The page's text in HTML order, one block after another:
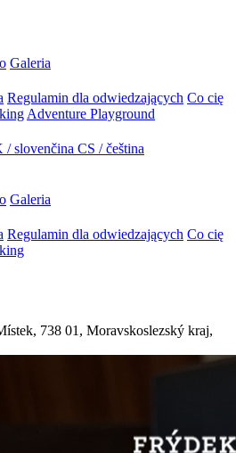
Galeria
Regulamin dla odwiedzających Co cię
Adventure Playground
/ slovenčina CS / čeština
Galeria
Regulamin dla odwiedzających Co cię
, 738 01 , Moravskoslezský kraj,